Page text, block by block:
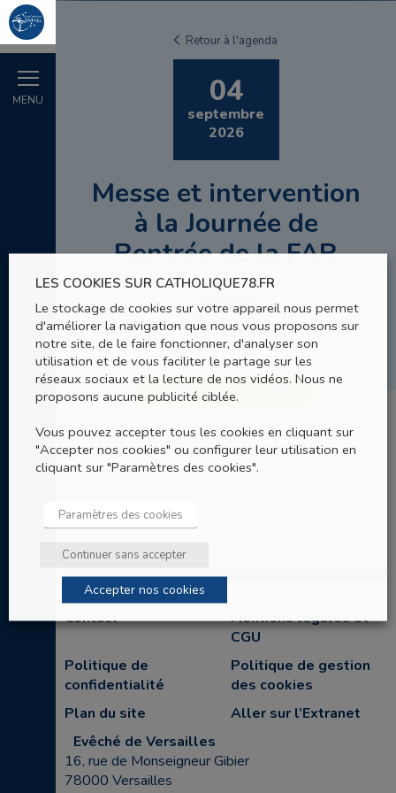
MENU
Retour à l'agenda
04
septembre
2026
Messe et intervention
à la Journée de
Rentrée de la FAR
Evêque
Séminaire de Versailles
Ajouter à mon agenda
Contact
Mentions légales et
CGU
Politique de
confidentialité
Politique de gestion
des cookies
Plan du site
Aller sur l’Extranet
Evêché de Versailles
16, rue de Monseigneur Gibier
78000 Versailles
LES COOKIES SUR CATHOLIQUE78.FR
Le stockage de cookies sur votre appareil nous permet
d'améliorer la navigation que nous vous proposons sur
notre site, de le faire fonctionner, d'analyser son
utilisation et de vous faciliter le partage sur les
réseaux sociaux et la lecture de nos vidéos. Nous ne
proposons aucune publicité ciblée.
Vous pouvez accepter tous les cookies en cliquant sur
"Accepter nos cookies" ou configurer leur utilisation en
cliquant sur "Paramètres des cookies".
Paramètres des cookies
Continuer sans accepter
Accepter nos cookies